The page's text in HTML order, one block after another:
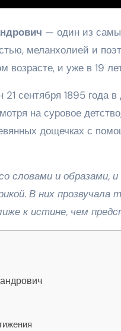
— один из
меланхолией и
возрасте, и уже в 19
сентября 1895 года
на суровое
дощечках с
словами и образами,
В них
к истине, чем